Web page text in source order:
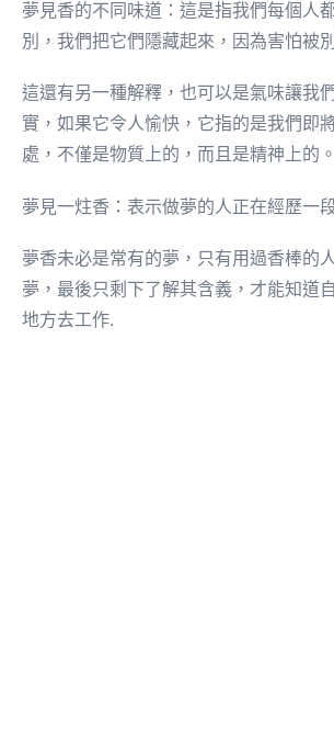
夢見香的不同味道：這是指我們每個人
別，我們把它們隱藏起來，因為害怕被
這還有另一種解釋，也可以是氣味讓我
實，如果它令人愉快，它指的是我們即
處，不僅是物質上的，而且是精神上的。
夢見一炷香：表示做夢的人正在經歷一
夢香未必是常有的夢，只有用過香棒的
夢，最後只剩下了解其含義，才能知道
地方去工作.